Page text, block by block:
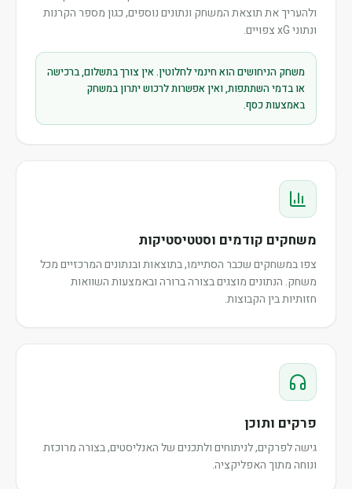
ולהעריך את תוצאת המשחק ונתונים נוספים, כגון מספר הקרנות
ונתוני xG צפויים.
משחק הניחושים הוא חינמי לחלוטין. אין צורך בתשלום, ברכישה
או בדמי השתתפות, ואין אפשרות לרכוש יתרון במשחק
באמצעות כסף.
משחקים קודמים וסטטיסטיקות
צפו במשחקים שכבר הסתיימו, בתוצאות ובנתונים המרכזיים מכל
משחק. הנתונים מוצגים בצורה ברורה ובאמצעות השוואות
חזותיות בין הקבוצות.
פרקים ותוכן
גישה לפרקים, לניתוחים ולתכנים של האנליסטים, בצורה מרוכזת
ונוחה מתוך האפליקציה.